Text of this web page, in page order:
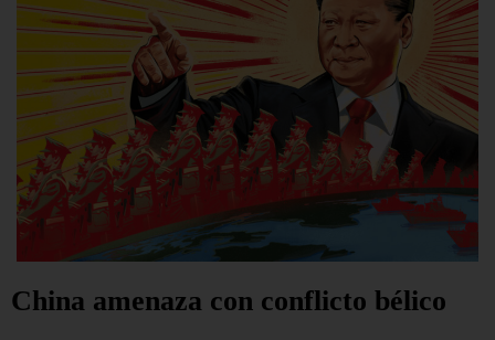
China amenaza con conflicto bélico